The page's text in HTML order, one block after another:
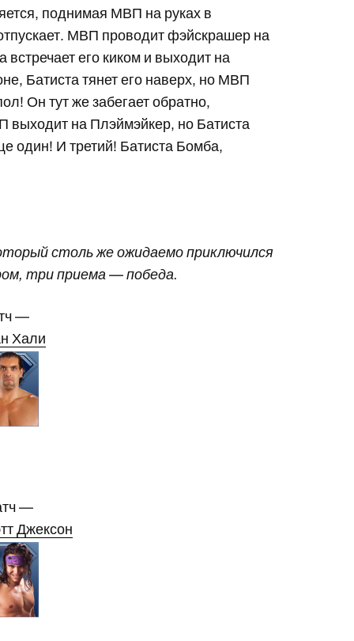
поднимая МВП на руках в
МВП проводит фэйскрашер на
его киком и выходит на
Батиста тянет его наверх, но МВП
Он тут же забегает обратно,
выходит на Плэймэйкер, но Батиста
один! И третий! Батиста Бомба,
столь же ожидаемо приключился
три приема — победа.
—
Хали
—
Джексон